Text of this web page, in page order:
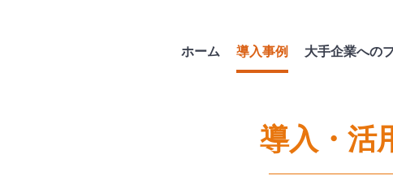
ホーム 導入事例 大手企業への
導入・活